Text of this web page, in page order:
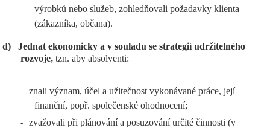
výrobků nebo služeb, zohledňovali požadavky klienta
(zákazníka, občana).
d)
Jednat ekonomicky a v souladu se strategií udržitelného
rozvoje, tzn. aby absolventi:
-
znali význam, účel a užitečnost vykonávané práce, její
finanční, popř. společenské ohodnocení;
-
zvažovali při plánování a posuzování určité činnosti (v